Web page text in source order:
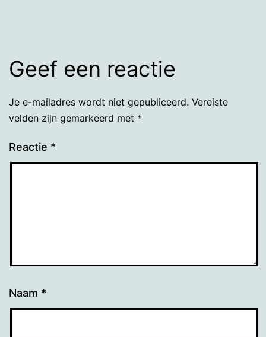
Geef een reactie
Je e-mailadres wordt niet gepubliceerd. Vereiste
velden zijn gemarkeerd met *
Reactie *
Naam *